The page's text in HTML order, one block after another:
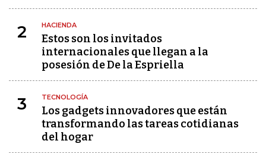
2 HACIENDA
Estos son los invitados
internacionales que llegan a la
posesión de De la Espriella
3 TECNOLOGÍA
Los gadgets innovadores que están
transformando las tareas cotidianas
del hogar